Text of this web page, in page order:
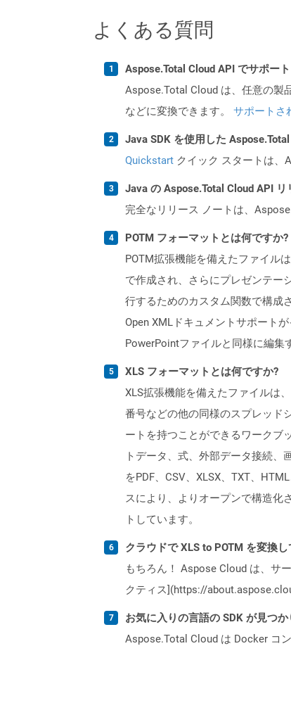
よくある質問
Aspose.Total Cloud API でサポー
Aspose.Total Cloud は、任意の製
などに変換できます。 サポートさ
Java SDK を使用した
Quickstart クイック スタートは、
Java の Aspose.Total Cloud API
完全なリリース ノートは、
POTM フォーマットとは何ですか?
POTM拡張機能を備えたファイル
で作成され、さらにプレゼンテー
行するためのカスタム関数で構成
Open XMLドキュメントサポート
PowerPointファイルと同様に編集
XLS フォーマットとは何ですか?
XLS拡張機能を備えたファイルは
番号などの他の同様のスプレッド
ートを持つことができるワークブ
トデータ、式、外部データ接続
をPDF、CSV、XLSX、TXT、
スにより、よりオープンで構造化
トしています。
クラウドで XLS to POTM を変換
もちろん！ Aspose Cloud は、サ
クティス](https://
お気に入りの言語の SDK が見つ
Aspose.Total Cloud は Docker コ